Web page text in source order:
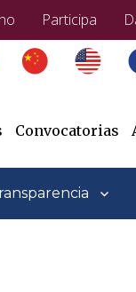
Participa
Convocatorias